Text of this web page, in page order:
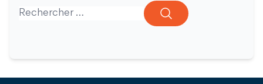
Search for: